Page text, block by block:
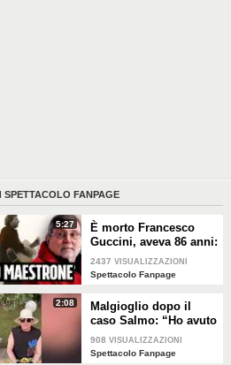
SPETTACOLO FANPAGE
5:27
È morto Francesco
Guccini, aveva 86 anni:
è stato uno dei
cantautori più
2437 VISUALIZZAZIONI
Spettacolo Fanpage
2:08
Malgioglio dopo il
caso Salmo: “Ho avuto
un melanoma. Mettete
la crema, non sentite i
908 VISUALIZZAZIONI
Spettacolo Fanpage